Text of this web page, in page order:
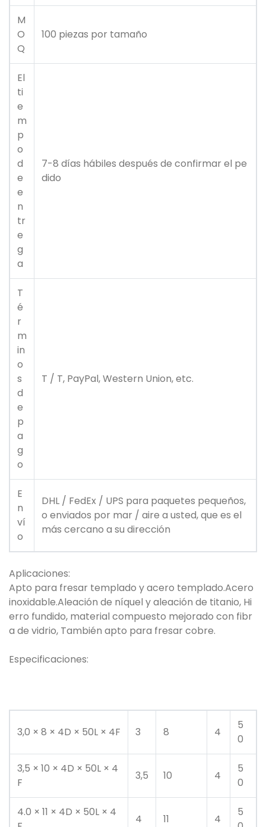
M
O
Q
100 piezas por tamaño
El
ti
e
m
p
o
d
e
e
n
tr
e
g
a
7-8 días hábiles después de confirmar el pe
dido
T
é
r
m
in
o
s
d
e
p
a
g
o
T / T, PayPal, Western Union, etc.
E
n
ví
o
DHL / FedEx / UPS para paquetes pequeños,
o enviados por mar / aire a usted, que es el
más cercano a su dirección
Aplicaciones:
Apto para fresar templado y acero templado.Acero
inoxidable.Aleación de níquel y aleación de titanio, Hi
erro fundido, material compuesto mejorado con fibr
a de vidrio, También apto para fresar cobre.
Especificaciones:
3,0 × 8 × 4D × 50L × 4F 3 8 4
5
0
3,5 × 10 × 4D × 50L × 4
F
3,5 10 4
5
0
4.0 × 11 × 4D × 50L × 4
4 11 4
5